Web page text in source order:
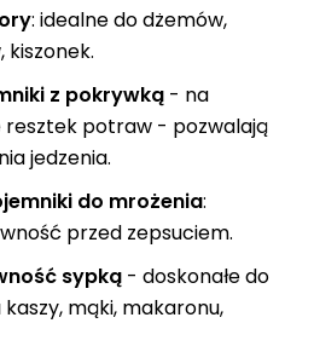
: idealne do dżemów,
kiszonek.
z pokrywką - na
resztek potraw - pozwalają
jedzenia.
do mrożenia:
przed zepsuciem.
sypką - doskonałe do
mąki, makaronu,